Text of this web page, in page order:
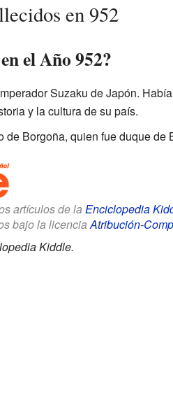
en 952
el Año 952?
Suzaku de Japón.
y la cultura de su país.
de Borgoña, quien fue duque
artículos de la Enciclopedia
bajo la licenciaAtribución-
Kiddle.